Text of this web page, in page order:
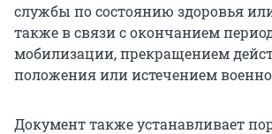
службы по состоянию здоровья или
также в связи с окончанием
мобилизации, прекращением
положения или истечением
Документ также устанавливает